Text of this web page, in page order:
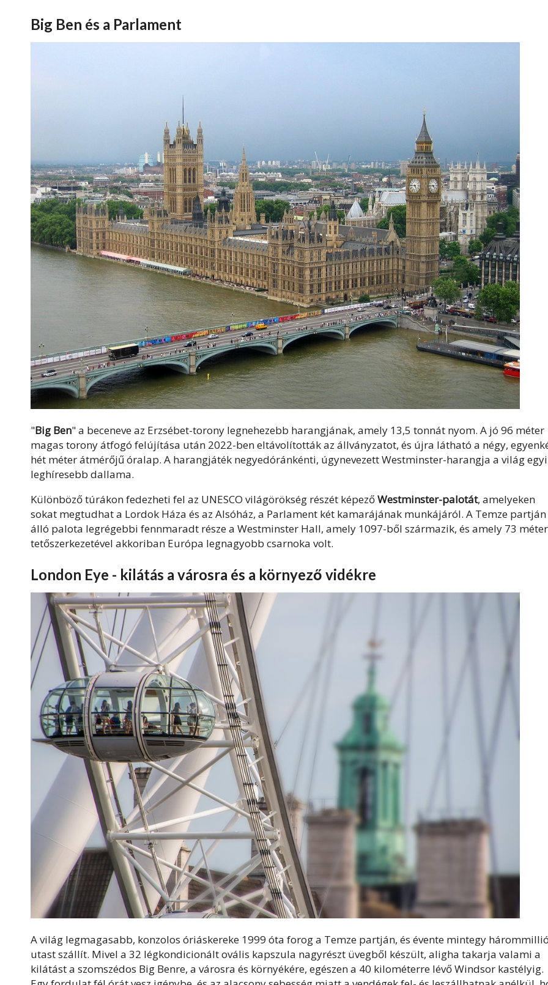
Big Ben és a Parlament
"Big Ben" a beceneve az Erzsébet-torony legnehezebb harangjának, amely 13,5 tonnát nyom. A jó 96 méter
magas torony átfogó felújítása után 2022-ben eltávolították az állványzatot, és újra látható a négy,
hét méter átmérőjű óralap. A harangjáték negyedóránkénti, úgynevezett Westminster-harangja a világ
leghíresebb dallama.
Különböző túrákon fedezheti fel az UNESCO világörökség részét képezőWestminster-palotát, amelyeken
sokat megtudhat a Lordok Háza és az Alsóház, a Parlament két kamarájának munkájáról. A Temze partján
álló palota legrégebbi fennmaradt része a Westminster Hall, amely 1097-ből származik, és amely 73
tetőszerkezetével akkoriban Európa legnagyobb csarnoka volt.
London Eye - kilátás a városra és a környező vidékre
A világ legmagasabb, konzolos óriáskereke 1999 óta forog a Temze partján, és évente mintegy
utast szállít. Mivel a 32 légkondicionált ovális kapszula nagyrészt üvegből készült, aligha takarja valami a
kilátást a szomszédos Big Benre, a városra és környékére, egészen a 40 kilométerre lévő Windsor kastélyig.